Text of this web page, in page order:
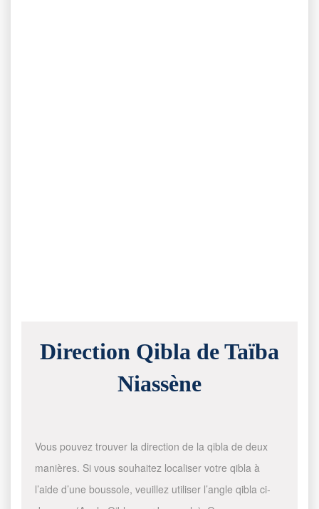
Direction Qibla de Taïba
Niassène
Vous pouvez trouver la direction de la qibla de deux
manières. Si vous souhaitez localiser votre qibla à
l’aide d’une boussole, veuillez utiliser l’angle qibla ci-